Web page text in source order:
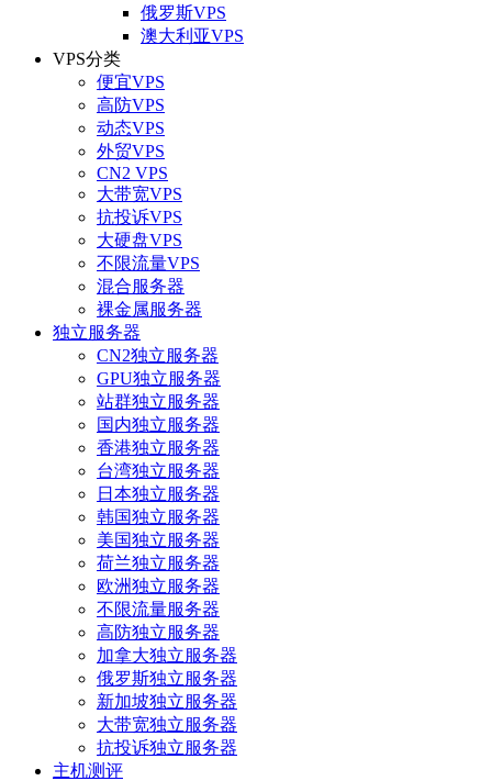
俄罗斯VPS
澳大利亚VPS
VPS分类
便宜VPS
高防VPS
动态VPS
外贸VPS
CN2 VPS
大带宽VPS
抗投诉VPS
大硬盘VPS
不限流量VPS
混合服务器
裸金属服务器
独立服务器
CN2独立服务器
GPU独立服务器
站群独立服务器
国内独立服务器
香港独立服务器
台湾独立服务器
日本独立服务器
韩国独立服务器
美国独立服务器
荷兰独立服务器
欧洲独立服务器
不限流量服务器
高防独立服务器
加拿大独立服务器
俄罗斯独立服务器
新加坡独立服务器
大带宽独立服务器
抗投诉独立服务器
主机测评